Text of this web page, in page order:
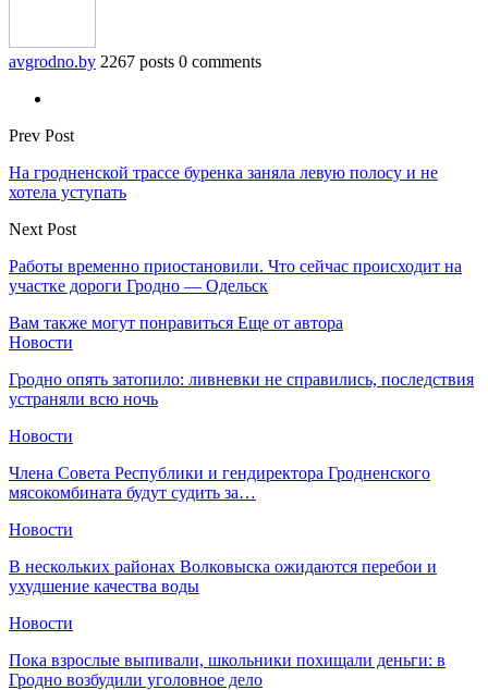
avgrodno.by 2267 posts 0 comments
Prev Post
На гродненской трассе буренка заняла левую полосу и не
хотела уступать
Next Post
Работы временно приостановили. Что сейчас происходит на
участке дороги Гродно — Одельск
Вам также могут понравиться Еще от автора
Новости
Гродно опять затопило: ливневки не справились, последствия
устраняли всю ночь
Новости
Члена Совета Республики и гендиректора Гродненского
мясокомбината будут судить за…
Новости
В нескольких районах Волковыска ожидаются перебои и
ухудшение качества воды
Новости
Пока взрослые выпивали, школьники похищали деньги: в
Гродно возбудили уголовное дело